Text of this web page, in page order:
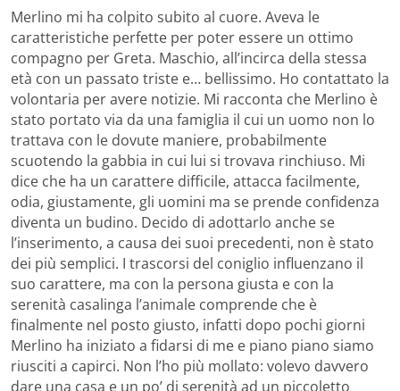
Merlino mi ha colpito subito al cuore. Aveva le
caratteristiche perfette per poter essere un ottimo
compagno per Greta. Maschio, all’incirca della stessa
età con un passato triste e… bellissimo. Ho contattato la
volontaria per avere notizie. Mi racconta che Merlino è
stato portato via da una famiglia il cui un uomo non lo
trattava con le dovute maniere, probabilmente
scuotendo la gabbia in cui lui si trovava rinchiuso. Mi
dice che ha un carattere difficile, attacca facilmente,
odia, giustamente, gli uomini ma se prende confidenza
diventa un budino. Decido di adottarlo anche se
l’inserimento, a causa dei suoi precedenti, non è stato
dei più semplici. I trascorsi del coniglio influenzano il
suo carattere, ma con la persona giusta e con la
serenità casalinga l’animale comprende che è
finalmente nel posto giusto, infatti dopo pochi giorni
Merlino ha iniziato a fidarsi di me e piano piano siamo
riusciti a capirci. Non l’ho più mollato: volevo davvero
dare una casa e un po’ di serenità ad un piccoletto